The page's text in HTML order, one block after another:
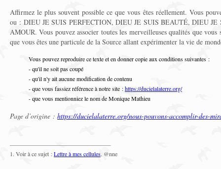
Affirmez le plus souvent possible ce que vous êtes réellement. Vous
ou : DIEU JE SUIS PERFECTION, DIEU JE SUIS BEAUTÉ, DIEU
AMOUR. Vous pouvez associer toutes les merveilleuses qualités que
que vous êtes une particule de la Source allant expérimenter la vie de
Vous pouvez reproduire ce texte et en donner copie aux conditions suivantes :
- qu'il ne soit pas coupé
- qu'il n'y ait aucune modification de contenu
- que vous fassiez référence à notre site :https://ducielalaterre.org/
- que vous mentionniez le nom de Monique Mathieu
Page d’origine : https://ducielalaterre.org/nous-pouvons-accomplir-des-
1. Voir à ce sujet :Lettre à mes cellules. @nne